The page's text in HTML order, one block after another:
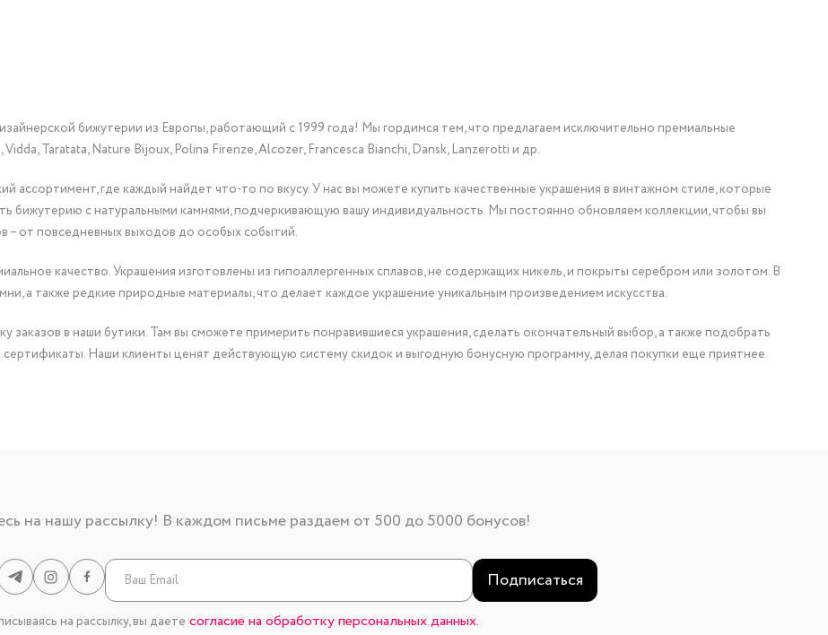
бижутерии из Европы, работающий с 1999 года! Мы гордимся тем, что предлагаем исключительно премиальные
Taratata, Nature Bijoux, Polina Firenze, Alcozer, Francesca Bianchi, Dansk, Lanzerotti и др.
ассортимент, где каждый найдет что-то по вкусу. У нас вы можете купить качественные украшения в винтажном стиле, которые
бижутерию с натуральными камнями, подчеркивающую вашу индивидуальность. Мы постоянно обновляем коллекции, чтобы вы
– от повседневных выходов до особых событий.
качество. Украшения изготовлены из гипоаллергенных сплавов, не содержащих никель, и покрыты серебром или золотом. В
а также редкие природные материалы, что делает каждое украшение уникальным произведением искусства.
заказов в наши бутики. Там вы сможете примерить понравившиеся украшения, сделать окончательный выбор, а также подобрать
Наши клиенты ценят действующую систему скидок и выгодную бонусную программу, делая покупки еще приятнее.
на нашу рассылку! В каждом письме раздаем от 500 до 5000 бонусов!
Подписаться
на рассылку, вы даете согласие на обработку персональных данных.